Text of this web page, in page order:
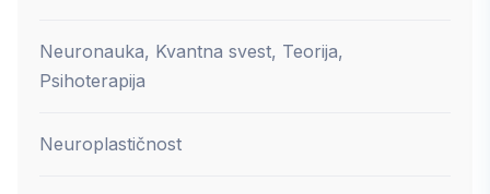
Neuronauka, Kvantna svest, Teorija,
Psihoterapija
Neuroplastičnost